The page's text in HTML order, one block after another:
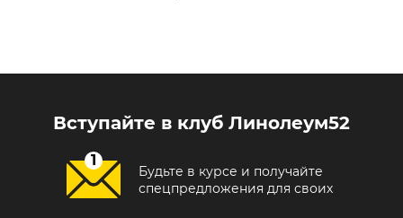
Вступайте в клуб Линолеум52
Будьте в курсе и получайте
спецпредложения для своих